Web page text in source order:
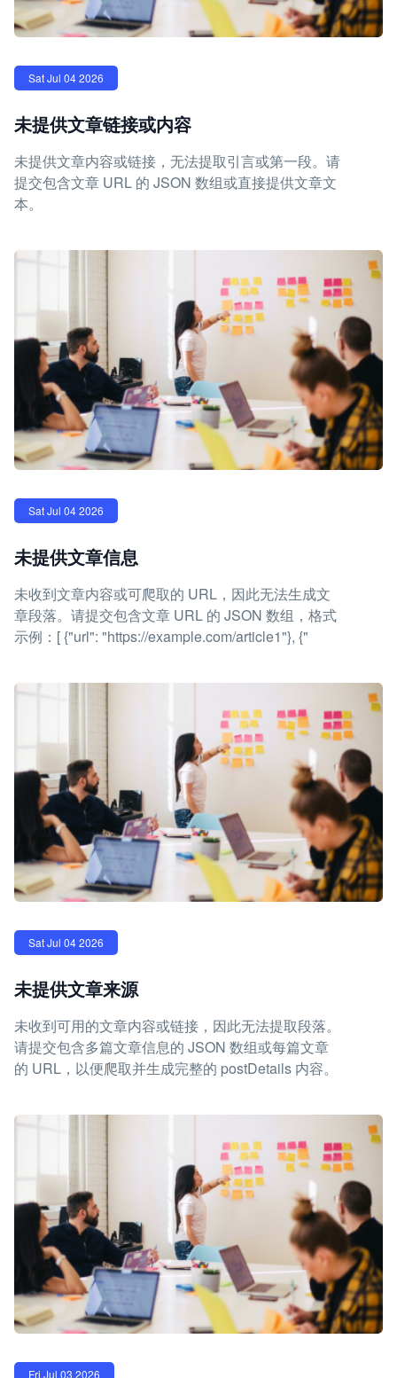
Sat Jul 04 2026
未提供文章链接或内容
未提供文章内容或链接，无法提取引言或第一段。请
提交包含文章 URL 的 JSON 数组或直接提供文章文
本。
Sat Jul 04 2026
未提供文章信息
未收到文章内容或可爬取的 URL，因此无法生成文
章段落。请提交包含文章 URL 的 JSON 数组，格式
示例：[ {"url": "https://example.com/article1"}, {"
Sat Jul 04 2026
未提供文章来源
未收到可用的文章内容或链接，因此无法提取段落。
请提交包含多篇文章信息的 JSON 数组或每篇文章
的 URL，以便爬取并生成完整的 postDetails 内容。
Fri Jul 03 2026